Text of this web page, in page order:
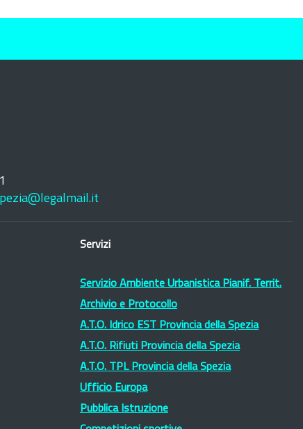
Servizi
Servizio Ambiente Urbanistica Pianif. Territ.
Archivio e Protocollo
A.T.O. Idrico EST Provincia della Spezia
A.T.O. Rifiuti Provincia della Spezia
A.T.O. TPL Provincia della Spezia
Ufficio Europa
Pubblica Istruzione